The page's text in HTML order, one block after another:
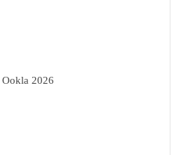
Ookla 2026